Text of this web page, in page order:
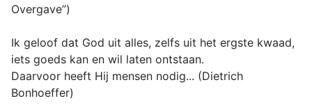
Overgave”)
Ik geloof dat God uit alles, zelfs uit het ergste kwaad,
iets goeds kan en wil laten ontstaan.
Daarvoor heeft Hij mensen nodig... (Dietrich
Bonhoeffer)